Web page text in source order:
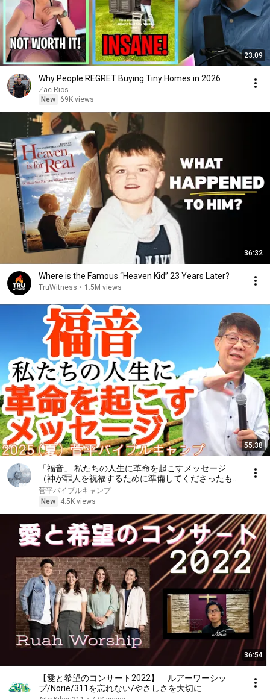
23:09
Why People REGRET Buying Tiny Homes in 2026
Zac Rios
New
69K views
36:32
Where is the Famous “Heaven Kid” 23 Years Later?
TruWitness • 1.5M views
55:38
「福音」 私たちの人生に革命を起こすメッセージ
（神が罪人を祝福するために準備してくださったも
の）
菅平バイブルキャンプ
New
4.5K views
36:54
【愛と希望のコンサート2022】 ルアーワーシッ
プ/Norie/311を忘れない/やさしさを大切に